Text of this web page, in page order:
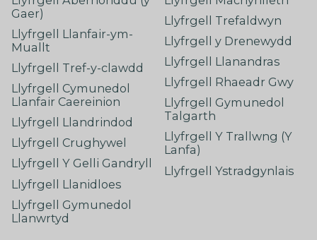
Gaer)
Llyfrgell Llanfair-ym-
Muallt
Llyfrgell Tref-y-clawdd
Llyfrgell Cymunedol
Llanfair Caereinion
Llyfrgell Llandrindod
Llyfrgell Crughywel
Llyfrgell Y Gelli Gandryll
Llyfrgell Llanidloes
Llyfrgell Gymunedol
Llanwrtyd
Llyfrgell Trefaldwyn
Llyfrgell y Drenewydd
Llyfrgell Llanandras
Llyfrgell Rhaeadr Gwy
Llyfrgell Gymunedol
Talgarth
Llyfrgell Y Trallwng (Y
Lanfa)
Llyfrgell Ystradgynlais